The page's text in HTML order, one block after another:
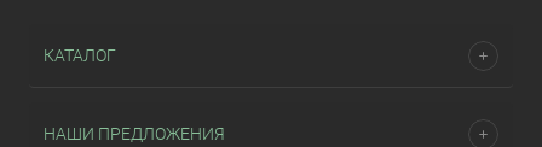
КАТАЛОГ
НАШИ ПРЕДЛОЖЕНИЯ